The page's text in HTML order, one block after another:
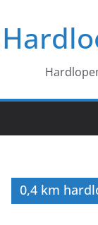
naar
de
0,4 km